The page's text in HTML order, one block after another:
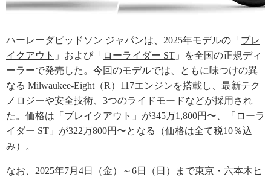
ハーレーダビッドソン ジャパンは、2025年モデルの「 ブレ
イクアウト 」および「 ローライダー ST 」を全国の正規ディ
ーラーで発売した。今回のモデルでは、ともに味つけの異
なる Milwaukee-Eight（R）117エンジンを搭載し、最新テク
ノロジーや安全技術、3つのライドモードなどが採用され
た。価格は「ブレイクアウト」が345万1,800円〜、「ローラ
イダー ST」が322万800円〜となる（価格は全て税10％込
み）。
なお、2025年7月4日（金）～6日（日）まで東京・六本木ヒ